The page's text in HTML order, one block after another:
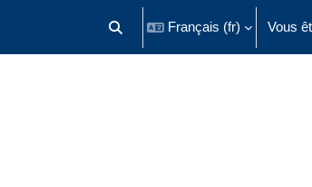
Activer/désactiver la saisie de
Français ‎(fr)‎ Vous